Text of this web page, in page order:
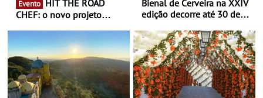
Evento
CHEF: o novo projeto
Queiroz Ribeiro - Um novo
conceito gastronómico
itinerante que percorre
Portugal
Bienal de Cerveira na XXIV
edição decorre até 30 de
enquanto “Territórios sem
Fronteira”